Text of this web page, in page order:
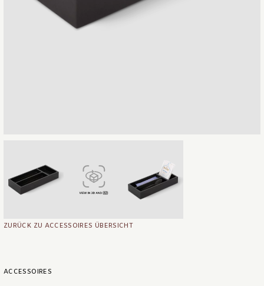
ZURÜCK ZU ACCESSOIRES ÜBERSICHT
ACCESSOIRES